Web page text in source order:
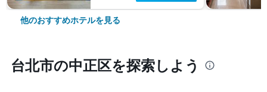
他のおすすめホテルを見る
台北市​の中正区​を探索しよう